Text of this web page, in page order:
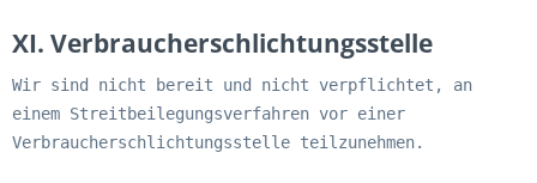
XI. Verbraucherschlichtungsstelle
Wir sind nicht bereit und nicht verpflichtet, an
einem Streitbeilegungsverfahren vor einer
Verbraucherschlichtungsstelle teilzunehmen.